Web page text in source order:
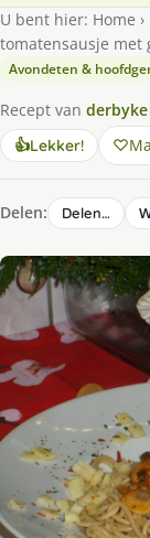
U bent hier: Home ›
tomatensausje met
Avondeten &
Recept van derbyke
👍Lekker!
Delen: Delen…